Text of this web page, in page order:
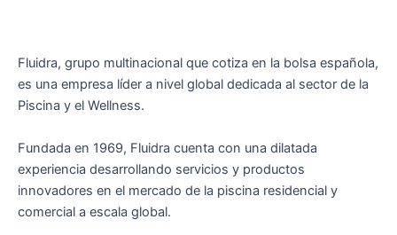
Fluidra, grupo multinacional que cotiza en la bolsa española,
es una empresa líder a nivel global dedicada al sector de la
Piscina y el Wellness.
Fundada en 1969, Fluidra cuenta con una dilatada
experiencia desarrollando servicios y productos
innovadores en el mercado de la piscina residencial y
comercial a escala global.